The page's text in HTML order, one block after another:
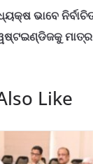
ଭାବେ
ମାତ୍ର
Like